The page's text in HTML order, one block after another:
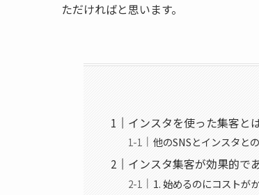
ただければと思います。
インスタを使った集客と
他のSNSとインスタと
インスタ集客が効果的で
1. 始めるのにコストが